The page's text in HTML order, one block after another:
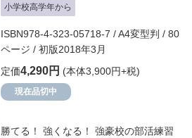
小学校高学年から
ISBN978-4-323-05718-7 / A4変型判 / 80
ページ / 初版2018年3月
定価4,290円 (本体3,900円+税)
現在品切中
勝てる！ 強くなる！ 強豪校の部活練習